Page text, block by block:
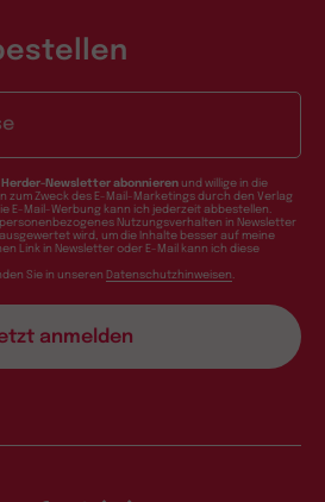
Newsletter abonnieren und willige in die
zum Zweck des E-Mail-Marketings durch den Verlag
E-Mail-Werbung kann ich jederzeit abbestellen.
Nutzungsverhalten in Newsletter
wird, um die Inhalte besser auf meine
Link in Newsletter oder E-Mail kann ich diese
Sie in unseren Datenschutzhinweisen